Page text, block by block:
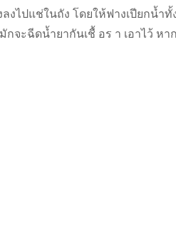
งไปแช่ในถัง โดยให้ฟางเปียกน้ำ
กจะฉีดน้ำยากันเชื้ อร า เอาไว้ ห